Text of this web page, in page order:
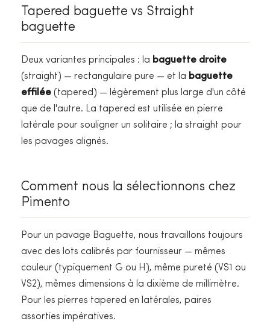
Tapered baguette vs Straight
baguette
Deux variantes principales : la baguette droite
(straight) — rectangulaire pure — et la baguette
effilée (tapered) — légèrement plus large d'un côté
que de l'autre. La tapered est utilisée en pierre
latérale pour souligner un solitaire ; la straight pour
les pavages alignés.
Comment nous la sélectionnons chez
Pimento
Pour un pavage Baguette, nous travaillons toujours
avec des lots calibrés par fournisseur — mêmes
couleur (typiquement G ou H), même pureté (VS1 ou
VS2), mêmes dimensions à la dixième de millimètre.
Pour les pierres tapered en latérales, paires
assorties impératives.